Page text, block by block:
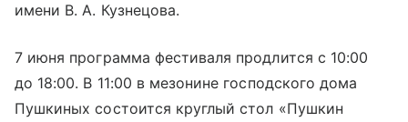
имени В. А. Кузнецова.
7 июня программа фестиваля продлится с 10:00
до 18:00. В 11:00 в мезонине господского дома
Пушкиных состоится круглый стол «Пушкин